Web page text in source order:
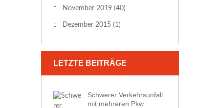
November 2019 (40)
Dezember 2015 (1)
LETZTE BEITRÄGE
Schwerer Verkehrsunfall
mit mehreren Pkw